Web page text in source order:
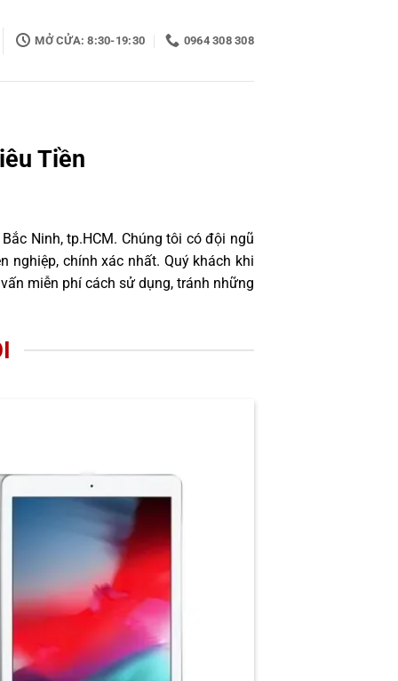
MỞ CỬA: 8:30-19:30 0964 308 308
Tiền
Ninh, tp.HCM. Chúng tôi có đội ngũ
nghiệp, chính xác nhất. Quý khách khi
miễn phí cách sử dụng, tránh những